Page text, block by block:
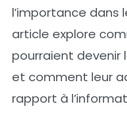
l’importance dans
article explore
pourraient devenir
et comment leur
rapport à